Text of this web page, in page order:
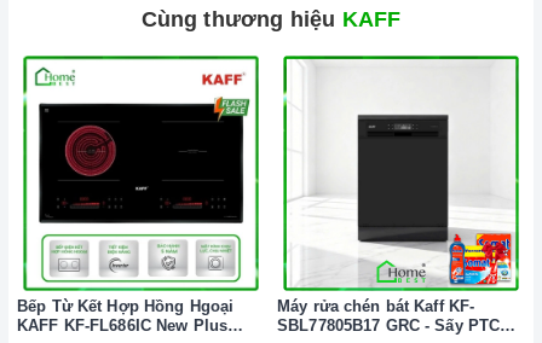
Cùng thương hiệu KAFF
Bếp Từ Kết Hợp Hồng Hgoại
KAFF KF-FL686IC New Plus
Máy rửa chén bát Kaff KF-
SBL77805B17 GRC - Sấy PTC